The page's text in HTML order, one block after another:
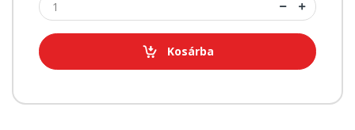
Kosárba